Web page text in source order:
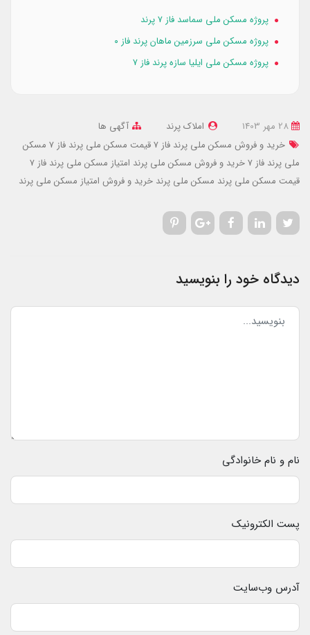
پروژه مسکن ملی سماسد فاز ۷ پرند
پروژه مسکن ملی سرزمین ماهان پرند فاز ۰
پروژه مسکن ملی ایلیا سازه پرند فاز ۷
املاک پرند
آگهی ها
خرید و فروش مسکن ملی پرند فاز 7
قیمت مسکن ملی پرند فاز 7
مسکن
ملی پرند فاز 7
خرید و فروش مسکن ملی پرند امتیاز مسکن ملی پرند فاز 7
قیمت مسکن ملی پرند مسکن ملی پرند خرید و فروش امتیاز مسکن ملی پرند
دیدگاه خود را بنویسید
نام و نام خانوادگی
پست الکترونیک
آدرس وب‌سایت